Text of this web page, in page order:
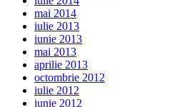
mai 2014
iulie 2013
iunie 2013
mai 2013
aprilie 2013
octombrie 2012
iulie 2012
iunie 2012